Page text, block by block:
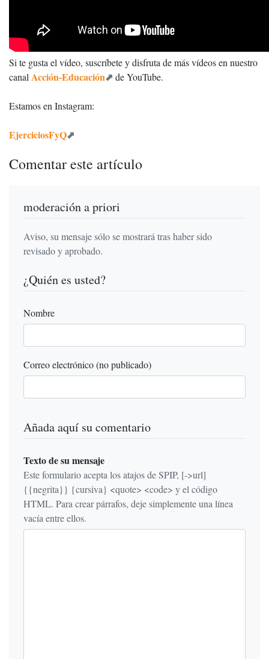
Si te gusta el vídeo, suscríbete y disfruta de más vídeos en nuestro
canal Acción-Educación de YouTube.
Estamos en Instagram:
EjerciciosFyQ
Comentar este artículo
moderación a priori
Aviso, su mensaje sólo se mostrará tras haber sido
revisado y aprobado.
¿Quién es usted?
Nombre
Correo electrónico (no publicado)
Añada aquí su comentario
Texto de su mensaje
Este formulario acepta los atajos de SPIP, [->url]
{{negrita}} {cursiva} <quote> <code> y el código
HTML. Para crear párrafos, deje simplemente una línea
vacía entre ellos.